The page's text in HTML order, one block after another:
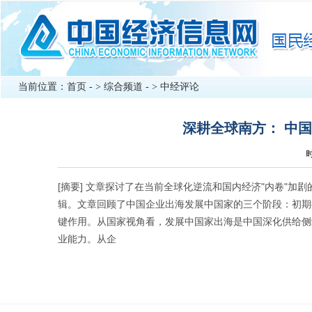
当前位置： 首页 - > 综合频道 - > 中经评论
深耕全球南方： 中
[摘要] 文章探讨了在当前全球化逆流和国内经济"内卷"加
辑。文章回顾了中国企业出海发展中国家的三个阶段：初
键作用。从国家视角看，发展中国家出海是中国深化供给
业能力。从企